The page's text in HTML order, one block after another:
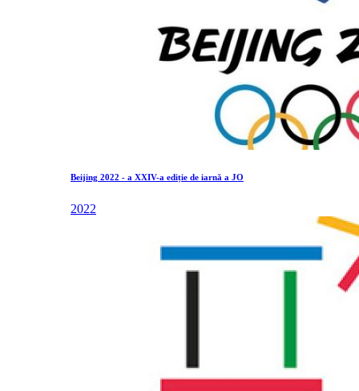
Beijing 2022 - a XXIV-a ediție de iarnă a JO
2022